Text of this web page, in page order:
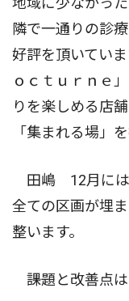
隣で一通りの診
好評を頂いてい
ｏｃｔｕｒｎｅ
りを楽しめる店
「集まれる場」
田嶋 12月には
全ての区画が埋
整います。
――課題と改善点